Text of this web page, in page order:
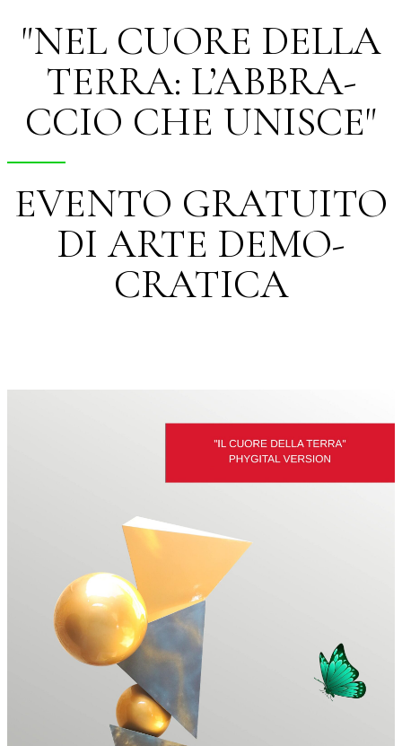
"NEL CUORE DELLA
TERRA: L’ABBRA-
CCIO CHE UNISCE"
EVENTO GRATUITO
DI ARTE DEMO-
CRATICA